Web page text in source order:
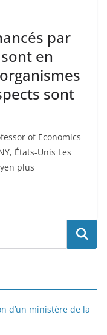
par
en
sont
of Economics
États-Unis Les
plus
d’un ministère de la